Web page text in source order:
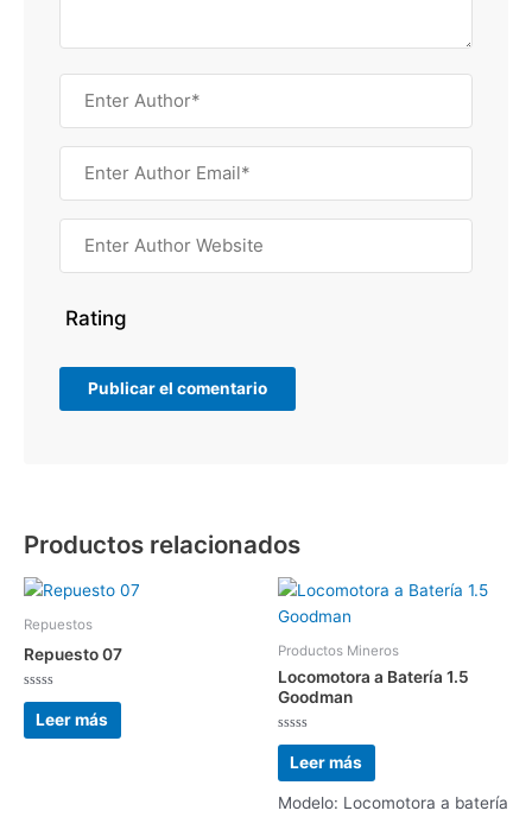
Rating
Productos relacionados
Repuestos
Repuesto 07
Valorado
con
de
Leer más
Productos Mineros
Locomotora a Batería 1.5
Goodman
Valorado
con
de
5
Leer más
Modelo: Locomotora a batería